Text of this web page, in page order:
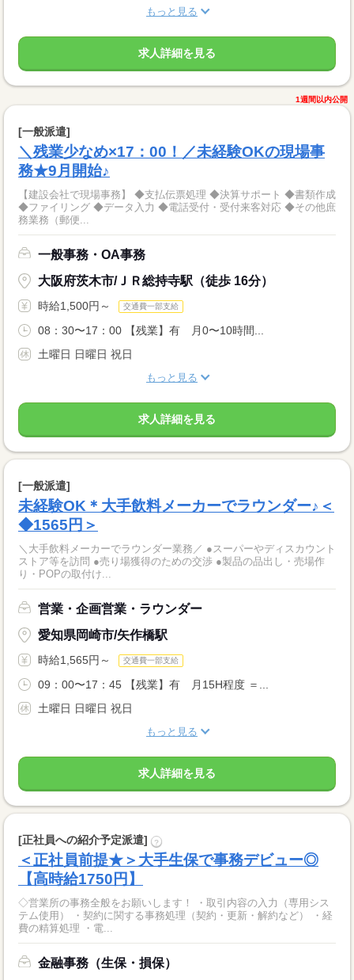
もっと見る
求人詳細を見る
1週間以内公開
[一般派遣]
＼残業少なめ×17：00！／未経験OKの現場事
務★9月開始♪
【建設会社で現場事務】 ◆支払伝票処理 ◆決算サポート ◆書類作成
◆ファイリング ◆データ入力 ◆電話受付・受付来客対応 ◆その他庶
務業務（郵便...
一般事務・OA事務
大阪府茨木市/ＪＲ総持寺駅（徒歩 16分）
時給1,500円～ 交通費一部支給
08：30〜17：00 【残業】有 月0〜10時間...
土曜日 日曜日 祝日
もっと見る
求人詳細を見る
[一般派遣]
未経験OK＊大手飲料メーカーでラウンダー♪＜
◆1565円＞
＼大手飲料メーカーでラウンダー業務／ ●スーパーやディスカウント
ストア等を訪問 ●売り場獲得のための交渉 ●製品の品出し・売場作
り・POPの取付け...
営業・企画営業・ラウンダー
愛知県岡崎市/矢作橋駅
時給1,565円～ 交通費一部支給
09：00〜17：45 【残業】有 月15H程度 ＝...
土曜日 日曜日 祝日
もっと見る
求人詳細を見る
[正社員への紹介予定派遣] ?
＜正社員前提★＞大手生保で事務デビュー◎
【高時給1750円】
◇営業所の事務全般をお願いします！ ・取引内容の入力（専用シス
テム使用） ・契約に関する事務処理（契約・更新・解約など） ・経
費の精算処理 ・電...
金融事務（生保・損保）